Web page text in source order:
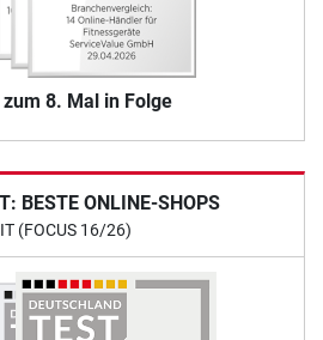
zum 8. Mal in Folge
BESTE ONLINE-SHOPS
(FOCUS 16/26)